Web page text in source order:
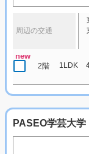
周辺の交通
new
2階 1LDK
PASEO学芸大学